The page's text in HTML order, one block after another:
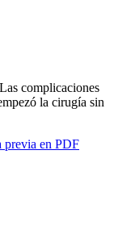
complicaciones
la cirugía sin
previa en PDF